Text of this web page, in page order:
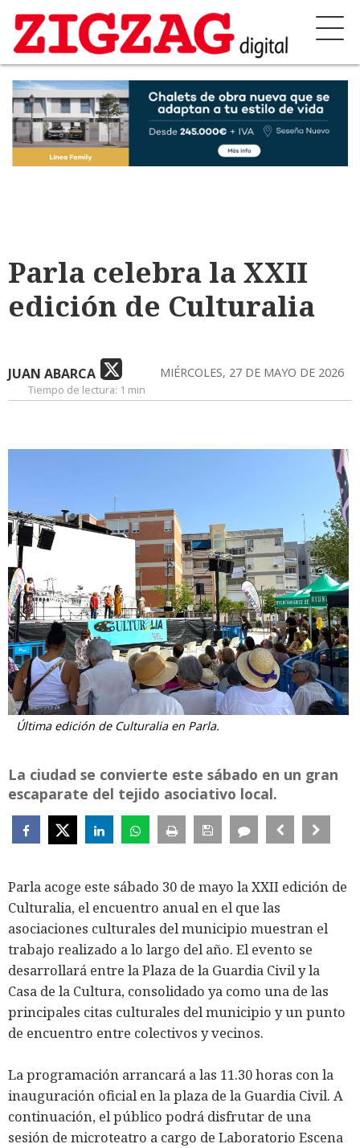
Parla celebra la XXII
edición de Culturalia
JUAN ABARCA MIÉRCOLES, 27 DE MAYO DE 2026
Tiempo de lectura: 1 min
Última edición de Culturalia en Parla.
La ciudad se convierte este sábado en un gran
escaparate del tejido asociativo local.
Parla acoge este sábado 30 de mayo la XXII edición de
Culturalia, el encuentro anual en el que las
asociaciones culturales del municipio muestran el
trabajo realizado a lo largo del año. El evento se
desarrollará entre la Plaza de la Guardia Civil y la
Casa de la Cultura, consolidado ya como una de las
principales citas culturales del municipio y un punto
de encuentro entre colectivos y vecinos.
La programación arrancará a las 11.30 horas con la
inauguración oficial en la plaza de la Guardia Civil. A
continuación, el público podrá disfrutar de una
sesión de microteatro a cargo de Laboratorio Escena